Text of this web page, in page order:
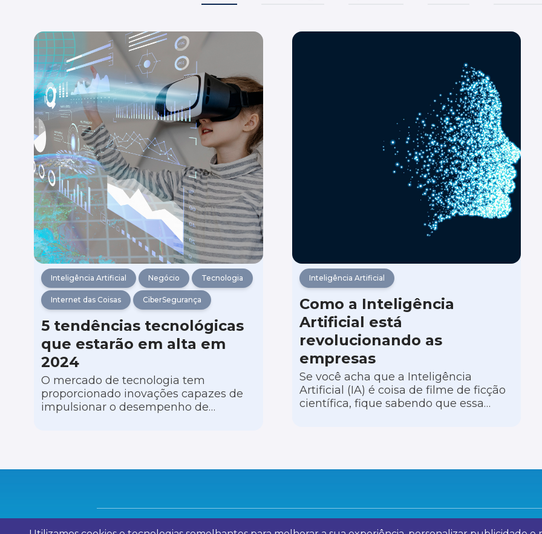
Inteligência Artificial Negócio Tecnologia
Internet das Coisas CiberSegurança
5 tendências tecnológicas
que estarão em alta em
2024
O mercado de tecnologia tem
proporcionado inovações capazes de
impulsionar o desempenho de
e melhorar ainda mais o cenário
Inteligência Artificial
Como a Inteligência
Artificial está
revolucionando as
empresas
Se você acha que a Inteligência
Artificial (IA) é coisa de filme de ficção
científica, fique sabendo que essa